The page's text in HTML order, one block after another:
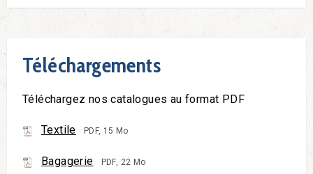
Téléchargements
Téléchargez nos catalogues au format PDF
Textile PDF, 15 Mo
Bagagerie PDF, 22 Mo